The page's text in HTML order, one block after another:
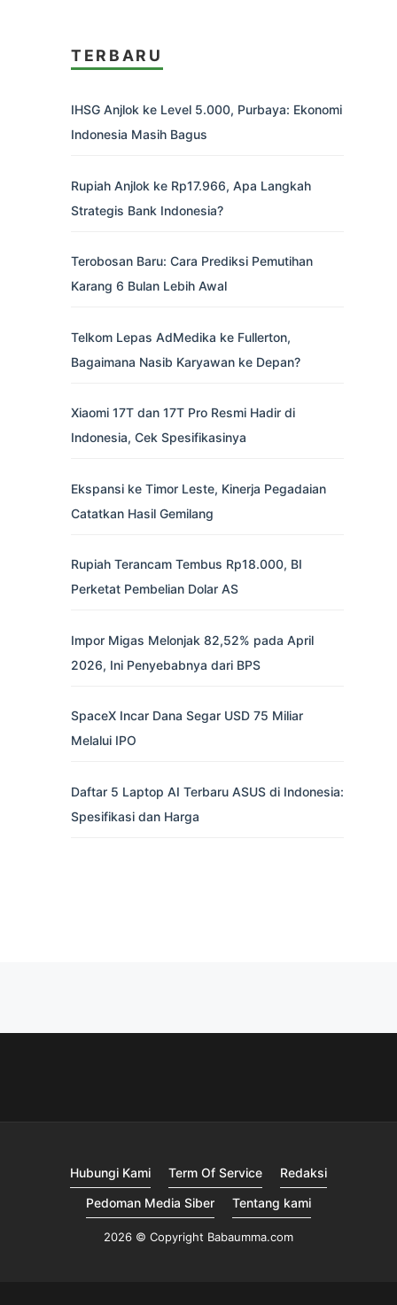
TERBARU
IHSG Anjlok ke Level 5.000, Purbaya: Ekonomi
Indonesia Masih Bagus
Rupiah Anjlok ke Rp17.966, Apa Langkah
Strategis Bank Indonesia?
Terobosan Baru: Cara Prediksi Pemutihan
Karang 6 Bulan Lebih Awal
Telkom Lepas AdMedika ke Fullerton,
Bagaimana Nasib Karyawan ke Depan?
Xiaomi 17T dan 17T Pro Resmi Hadir di
Indonesia, Cek Spesifikasinya
Ekspansi ke Timor Leste, Kinerja Pegadaian
Catatkan Hasil Gemilang
Rupiah Terancam Tembus Rp18.000, BI
Perketat Pembelian Dolar AS
Impor Migas Melonjak 82,52% pada April
2026, Ini Penyebabnya dari BPS
SpaceX Incar Dana Segar USD 75 Miliar
Melalui IPO
Daftar 5 Laptop AI Terbaru ASUS di Indonesia:
Spesifikasi dan Harga
Hubungi Kami Term Of Service
Redaksi
Pedoman Media Siber
Tentang kami
2026 © Copyright Babaumma.com